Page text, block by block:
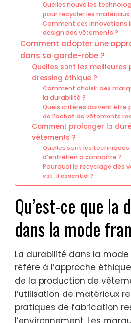
Quelles nouvelles
pour recycler les matériaux
Comment ces innovations
design des vêtements ?
Comment adopter une
dans sa garde-robe ?
Quelles sont les meilleures
dressing éthique ?
Comment choisir des
la durabilité ?
Quels critères doivent être
de l’achat de vêtements
Comment prolonger la
vêtements ?
Quelles sont les
d’entretien à connaître ?
Pourquoi le recyclage des
est-il essentiel ?
Qu’est-ce que la
dans la mode
La durabilité dans la
réfère à l’approche
de la production de
l’utilisation de matériaux
pratiques de fabrication